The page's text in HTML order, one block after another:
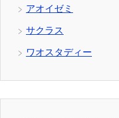
アオイゼミ
サクラス
ワオスタディー